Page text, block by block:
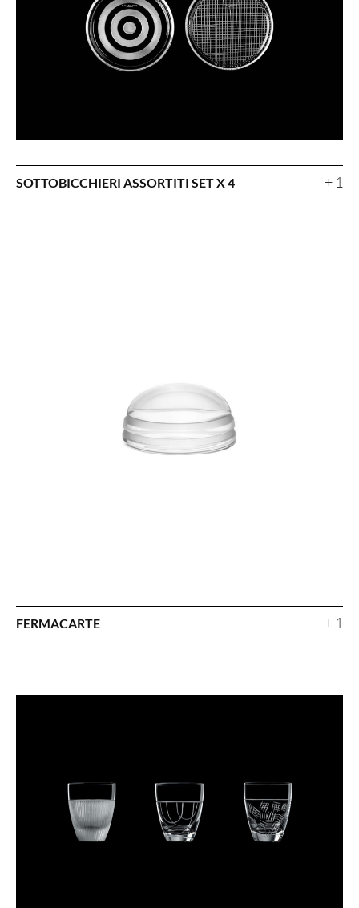
SOTTOBICCHIERI ASSORTITI SET X 4 + 1
FERMACARTE + 1